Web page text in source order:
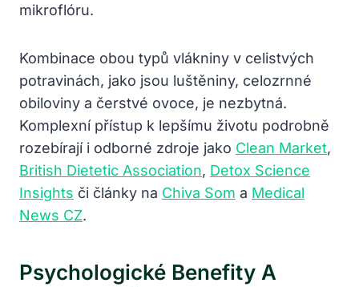
mikroflóru.
Kombinace obou typů vlákniny v celistvých
potravinách, jako jsou luštěniny, celozrnné
obiloviny a čerstvé ovoce, je nezbytná.
Komplexní přístup k lepšímu životu podrobně
rozebírají i odborné zdroje jako Clean Market,
British Dietetic Association, Detox Science
Insights či články na Chiva Som a Medical
News CZ.
Psychologické Benefity A